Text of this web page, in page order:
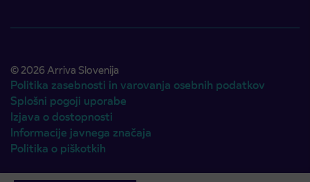
© 2026 Arriva Slovenija
Politika zasebnosti in varovanja osebnih podatkov
Splošni pogoji uporabe
Izjava o dostopnosti
Informacije javnega značaja
Politika o piškotkih
Avtorji:Emigma